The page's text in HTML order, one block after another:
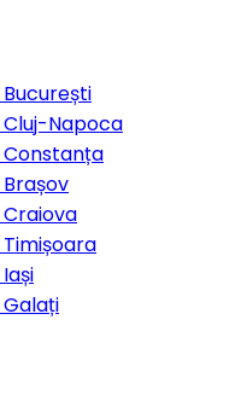
București
Cluj-Napoca
Constanța
Brașov
Craiova
Timișoara
Iași
Galați